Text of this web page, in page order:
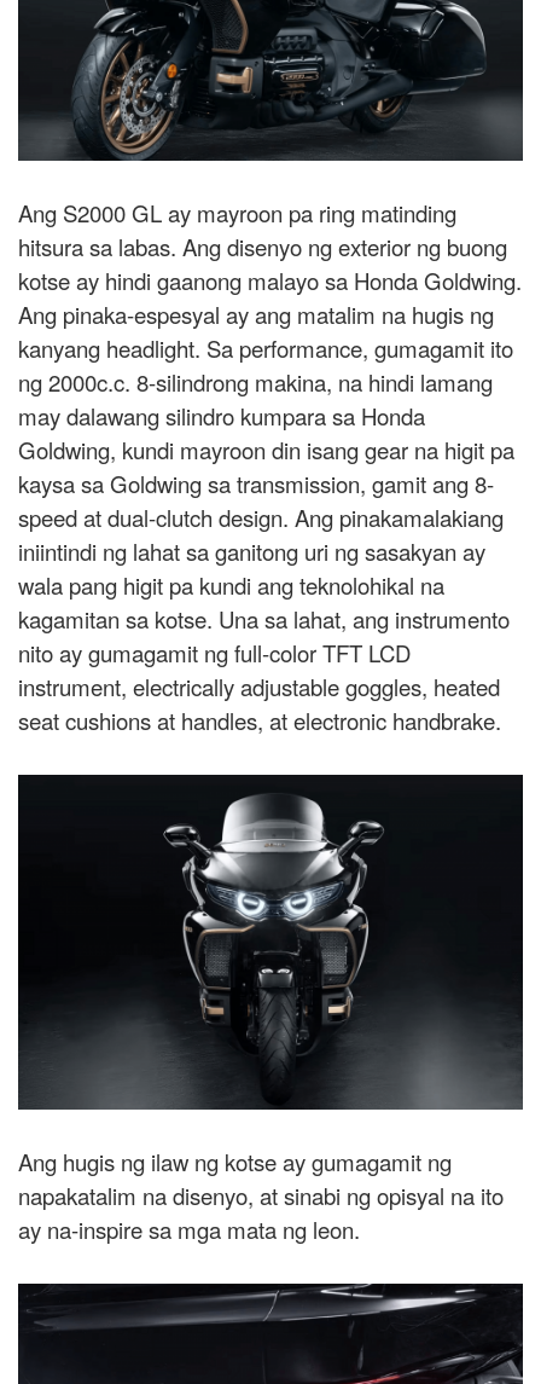
Ang S2000 GL ay mayroon pa ring matinding
hitsura sa labas. Ang disenyo ng exterior ng buong
kotse ay hindi gaanong malayo sa Honda Goldwing.
Ang pinaka-espesyal ay ang matalim na hugis ng
kanyang headlight. Sa performance, gumagamit ito
ng 2000c.c. 8-silindrong makina, na hindi lamang
may dalawang silindro kumpara sa Honda
Goldwing, kundi mayroon din isang gear na higit pa
kaysa sa Goldwing sa transmission, gamit ang 8-
speed at dual-clutch design. Ang pinakamalakiang
iniintindi ng lahat sa ganitong uri ng sasakyan ay
wala pang higit pa kundi ang teknolohikal na
kagamitan sa kotse. Una sa lahat, ang instrumento
nito ay gumagamit ng full-color TFT LCD
instrument, electrically adjustable goggles, heated
seat cushions at handles, at electronic handbrake.
Ang hugis ng ilaw ng kotse ay gumagamit ng
napakatalim na disenyo, at sinabi ng opisyal na ito
ay na-inspire sa mga mata ng leon.